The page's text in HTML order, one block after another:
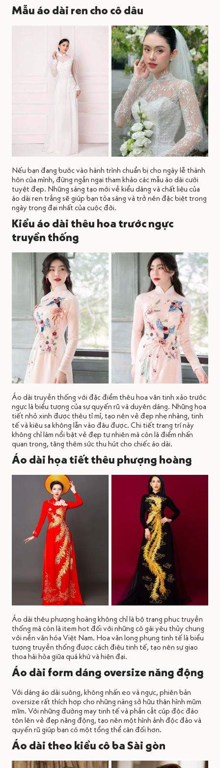
Mẫu áo dài ren cho cô dâu
Nếu bạn đang bước vào hành trình chuẩn bị cho ngày lễ thành
hôn của mình, đừng ngần ngại tham khảo các mẫu áo dài cưới
tuyệt đẹp. Những sáng tạo mới về kiểu dáng và chất liệu của
áo dài ren trắng sẽ giúp bạn tỏa sáng và trở nên đặc biệt trong
ngày trọng đại nhất của cuộc đời.
Kiểu áo dài thêu hoa trước ngực
truyền thống
Áo dài truyền thống với đặc điểm thêu hoa văn tinh xảo trước
ngực là biểu tượng của sự quyến rũ và duyên dáng. Những họa
tiết nhỏ xinh được thêu tỉ mỉ, tạo nên vẻ đẹp nhẹ nhàng, tinh
tế và kiêu sa không lẫn vào đâu được. Chi tiết trang trí này
không chỉ làm nổi bật vẻ đẹp tự nhiên mà còn là điểm nhấn
quan trọng, tăng thêm sức thu hút cho chiếc áo dài.
Áo dài họa tiết thêu phượng hoàng
Áo dài thêu phượng hoàng không chỉ là bộ trang phục truyền
thống mà còn là item hot đối với những cô gái yêu thủy chung
với nền văn hóa Việt Nam. Hoa văn long phụng tinh tế là biểu
tượng truyền thống được cách điệu tinh tế, tạo nên sự giao
thoa hài hòa giữa quá khứ và hiện đại.
Áo dài form dáng oversize năng động
Với dáng áo dài suông, không nhấn eo và ngực, phiên bản
oversize rất thích hợp cho những nàng sở hữu thân hình mũm
mĩm. Với những đường may tinh tế và phần cắt cúp độc đáo
tôn lên vẻ đẹp năng động, tạo nên một hình ảnh độc đáo và
quyến rũ giúp bạn có một tổng thể cân đối hơn.
Áo dài theo kiểu cô ba Sài gòn